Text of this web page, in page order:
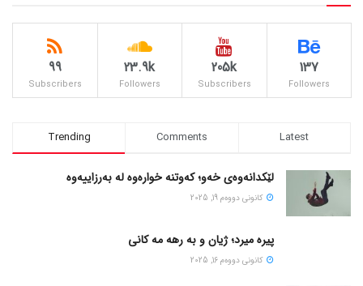
137
Followers
205k
Subscribers
23.9k
Followers
99
Subscribers
Trending Comments Latest
لێکدانەوەی خەو؛ کەوتنە خوارەوە لە بەرزاییەوە
كانونی دووه‌م 19, 2025
پیره میرد؛ ژیان و به رهه مه کانی
كانونی دووه‌م 16, 2025